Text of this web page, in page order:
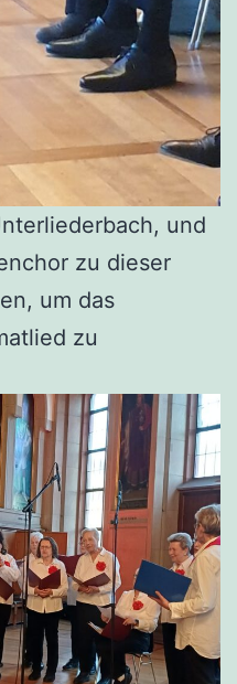
und
zu dieser
um das
zu